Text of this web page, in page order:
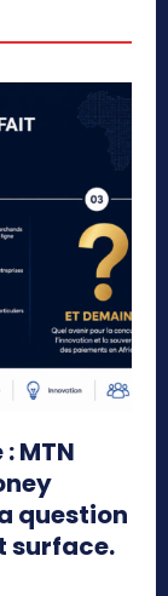
MTN
question
surface.